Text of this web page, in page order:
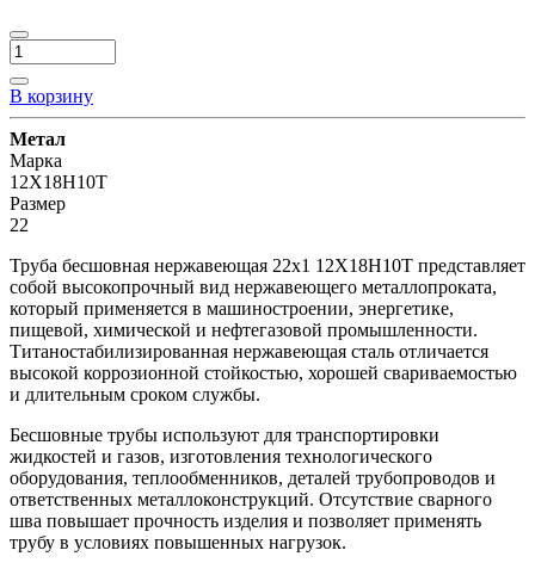
В корзину
Метал
Марка
12Х18Н10Т
Размер
22
Труба бесшовная нержавеющая 22х1 12Х18Н10Т представляет
собой высокопрочный вид нержавеющего металлопроката,
который применяется в машиностроении, энергетике,
пищевой, химической и нефтегазовой промышленности.
Титаностабилизированная нержавеющая сталь отличается
высокой коррозионной стойкостью, хорошей свариваемостью
и длительным сроком службы.
Бесшовные трубы используют для транспортировки
жидкостей и газов, изготовления технологического
оборудования, теплообменников, деталей трубопроводов и
ответственных металлоконструкций. Отсутствие сварного
шва повышает прочность изделия и позволяет применять
трубу в условиях повышенных нагрузок.